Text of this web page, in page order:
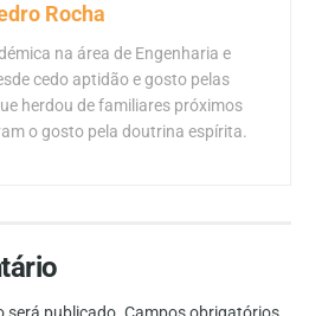
Rocha
na área de Engenharia e
cedo aptidão e gosto pelas
herdou de familiares próximos
o gosto pela doutrina espírita.